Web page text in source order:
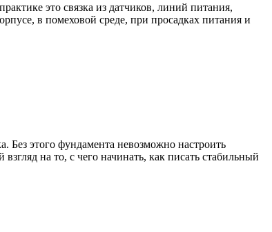
это связка из датчиков, линий питания,
в помеховой среде, при просадках питания и
Без этого фундамента невозможно настроить
на то, с чего начинать, как писать стабильный